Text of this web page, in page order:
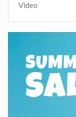
Video